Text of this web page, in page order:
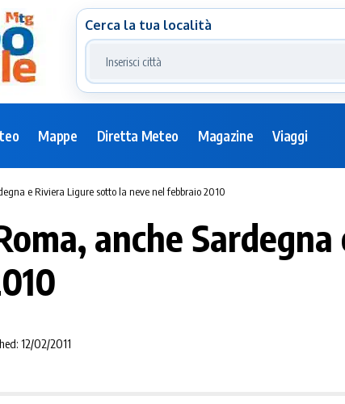
Cerca la tua località
Mappe Diretta Meteo Magazine Viaggi
e Riviera Ligure sotto la neve nel febbraio 2010
anche
12/02/2011